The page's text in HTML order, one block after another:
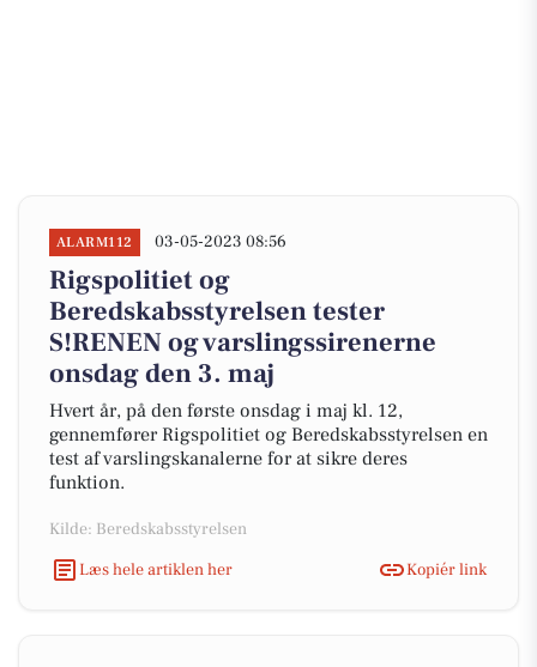
ALARM112 03-05-2023 08:56
Rigspolitiet og
Beredskabsstyrelsen tester
S!RENEN og varslingssirenerne
onsdag den 3. maj
Hvert år, på den første onsdag i maj kl. 12,
gennemfører Rigspolitiet og Beredskabsstyrelsen en
test af varslingskanalerne for at sikre deres
funktion.
Kilde: Beredskabsstyrelsen
Læs hele artiklen her
Kopiér link